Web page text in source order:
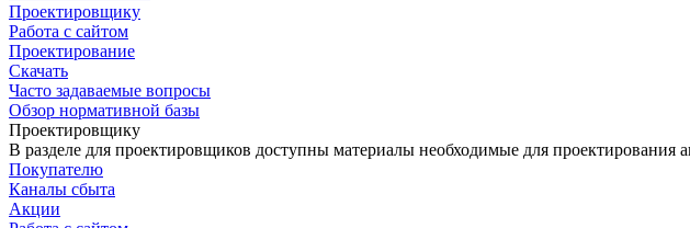
Проектировщику
Работа с сайтом
Проектирование
Скачать
Часто задаваемые вопросы
Обзор нормативной базы
Проектировщику
В разделе для проектировщиков доступны материалы необходимые для проектирования
Покупателю
Каналы сбыта
Акции